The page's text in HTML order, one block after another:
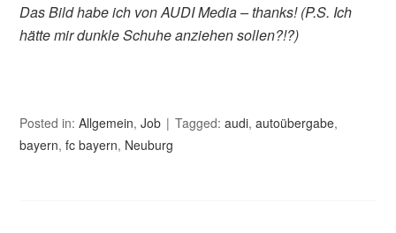
Das Bild habe ich von AUDI Media – thanks! (P.S. Ich
hätte mir dunkle Schuhe anziehen sollen?!?)
Posted in:Allgemein,Job Tagged:audi,autoübergabe,
bayern,fc bayern, Neuburg